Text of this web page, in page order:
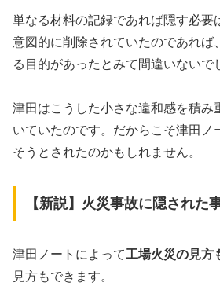
単なる材料の記録であれば隠す必要
意図的に削除されていたのであれば
る目的があったとみて間違いないで
津田はこうした小さな違和感を積み
いていたのです。だからこそ津田ノ
そうとされたのかもしれません。
【新説】火災事故に隠された
津田ノートによって工場火災の見方
見方もできます。